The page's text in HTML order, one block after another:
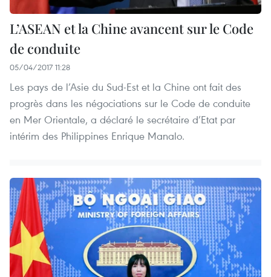
L’ASEAN et la Chine avancent sur le Code
de conduite
05/04/2017 11:28
Les pays de l’Asie du Sud-Est et la Chine ont fait des
progrès dans les négociations sur le Code de conduite
en Mer Orientale, a déclaré le secrétaire d’Etat par
intérim des Philippines Enrique Manalo.